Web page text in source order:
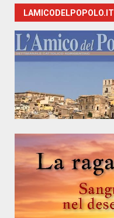
LAMICODELPOPOLO.IT